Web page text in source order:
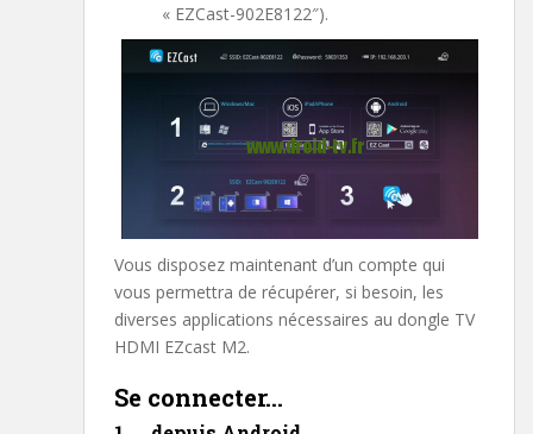
« EZCast-902E8122″).
Vous disposez maintenant d’un compte qui
vous permettra de récupérer, si besoin, les
diverses applications nécessaires au dongle TV
HDMI EZcast M2.
Se connecter…